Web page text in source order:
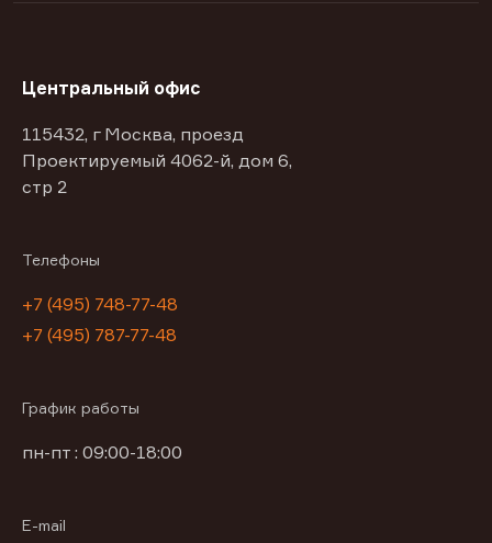
Центральный офис
115432, г Москва, проезд
Проектируемый 4062-й, дом 6,
стр 2
Телефоны
+7 (495) 748-77-48
+7 (495) 787-77-48
График работы
пн-пт : 09:00-18:00
E-mail